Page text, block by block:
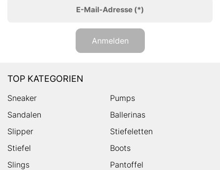
E-Mail-Adresse (*)
Anmelden
TOP KATEGORIEN
Sneaker
Pumps
Sandalen
Ballerinas
Slipper
Stiefeletten
Stiefel
Boots
Slings
Pantoffel